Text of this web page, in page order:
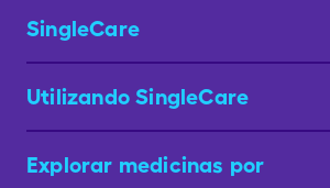
SingleCare
Utilizando SingleCare
Explorar medicinas por